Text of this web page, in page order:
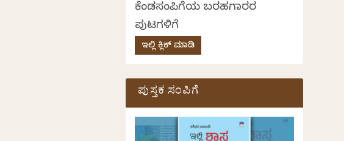
ಕೆಂಡಸಂಪಿಗೆಯ ಬರಹಗಾರರ
ಪುಟಗಳಿಗೆ
ಇಲ್ಲಿ ಕ್ಲಿಕ್ ಮಾಡಿ
ಪುಸ್ತಕ ಸಂಪಿಗೆ